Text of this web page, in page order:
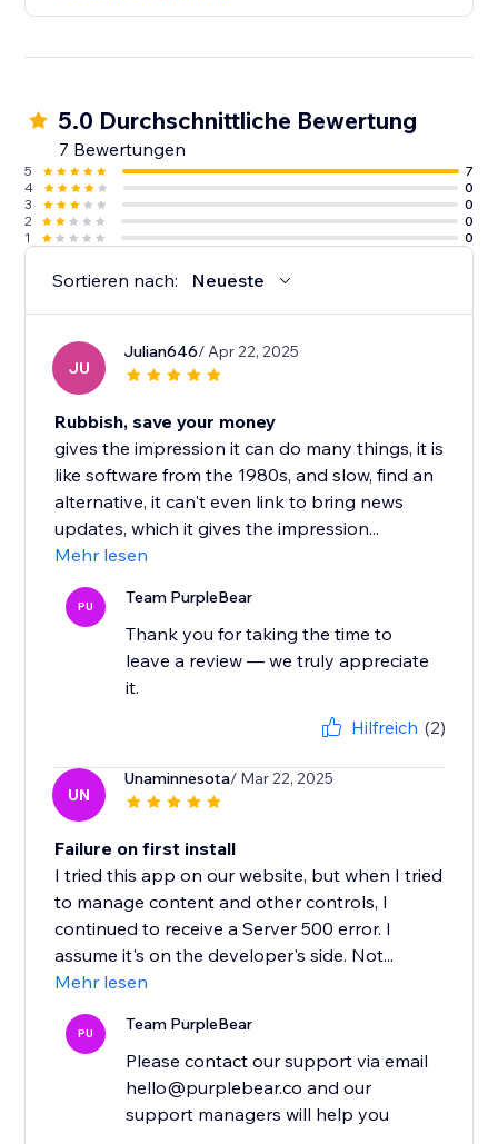
5.0 Durchschnittliche Bewertung
7 Bewertungen
5
7
4
0
3
0
2
0
1
0
Sortieren nach: Neueste
JU
Julian646/ Apr 22, 2025
Rubbish, save your money
gives the impression it can do many things, it is
like software from the 1980s, and slow, find an
alternative, it can't even link to bring news
updates, which it gives the impression...
Mehr lesen
PU Team PurpleBear
Thank you for taking the time to
leave a review — we truly appreciate
it.
Hilfreich (2)
UN
Unaminnesota/ Mar 22, 2025
Failure on first install
I tried this app on our website, but when I tried
to manage content and other controls, I
continued to receive a Server 500 error. I
assume it's on the developer's side. Not...
Mehr lesen
PU Team PurpleBear
Please contact our support via email
hello@purplebear.co and our
support managers will help you